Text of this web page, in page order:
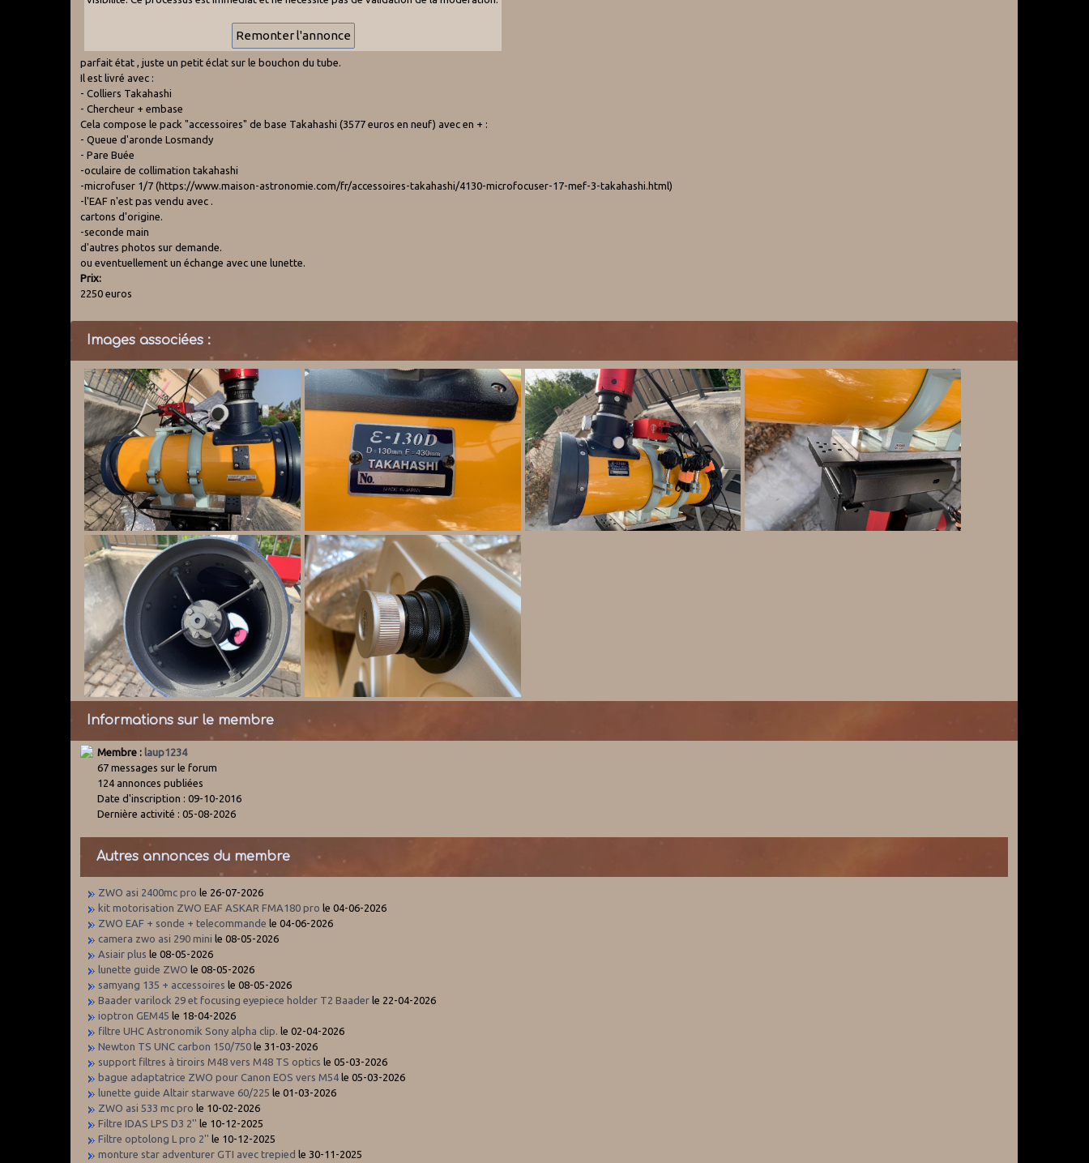
parfait état , juste un petit éclat sur le bouchon du tube.
Il est livré avec :
- Colliers Takahashi
- Chercheur + embase
Cela compose le pack "accessoires" de base Takahashi (3577 euros en neuf) avec en + :
- Queue d'aronde Losmandy
- Pare Buée
-oculaire de collimation takahashi
-microfuser 1/7 (https://www.maison-astronomie.com/fr/accessoires-takahashi/4130-microfocuser-17-mef-3-takahashi.html)
-l'EAF n'est pas vendu avec .
cartons d'origine.
-seconde main
d'autres photos sur demande.
ou eventuellement un échange avec une lunette.
Prix:
2250 euros
Images associées :
Informations sur le membre
Membre : laup1234
67 messages sur le forum
124 annonces publiées
Date d'inscription : 09-10-2016
Dernière activité : 05-08-2026
Autres annonces du membre
ZWO asi 2400mc pro le 26-07-2026
kit motorisation ZWO EAF ASKAR FMA180 pro le 04-06-2026
ZWO EAF + sonde + telecommande le 04-06-2026
camera zwo asi 290 mini le 08-05-2026
Asiair plus le 08-05-2026
lunette guide ZWO le 08-05-2026
samyang 135 + accessoires le 08-05-2026
Baader varilock 29 et focusing eyepiece holder T2 Baader le 22-04-2026
ioptron GEM45 le 18-04-2026
filtre UHC Astronomik Sony alpha clip. le 02-04-2026
Newton TS UNC carbon 150/750 le 31-03-2026
support filtres à tiroirs M48 vers M48 TS optics le 05-03-2026
bague adaptatrice ZWO pour Canon EOS vers M54 le 05-03-2026
lunette guide Altair starwave 60/225 le 01-03-2026
ZWO asi 533 mc pro le 10-02-2026
Filtre IDAS LPS D3 2'' le 10-12-2025
Filtre optolong L pro 2'' le 10-12-2025
monture star adventurer GTI avec trepied le 30-11-2025